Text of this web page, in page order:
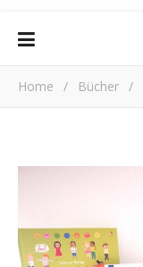
Home / Bücher /